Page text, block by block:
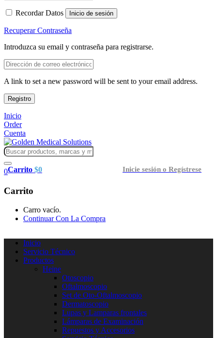
Recordar Datos Inicio de sesión
Recuperar Contraseña
Introduzca su email y contraseña para registrarse.
A link to set a new password will be sent to your email address.
Registro
Inicio
Order
Cuenta
Inicie sesión o Regístrese
0Carrito $0
Carrito
Carro vacío.
Continuar Con La Compra
Inicio
Servicio Técnico
Productos
Heine
Otoscopio
Oftalmoscopio
Set de Oto-Oftalmoscopio
Dermatoscopio
Lupas y Lamparas frontales
Lámparas de Examinación
Repuestos y Accesorios